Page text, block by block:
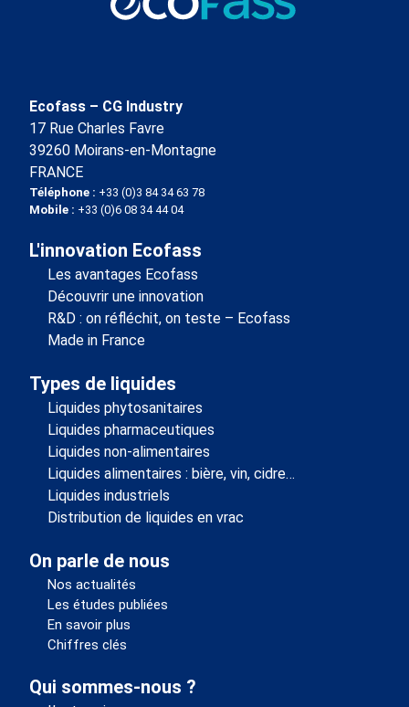
Ecofass – CG Industry
17 Rue Charles Favre
39260 Moirans-en-Montagne
FRANCE
Téléphone : +33 (0)3 84 34 63 78
Mobile : +33 (0)6 08 34 44 04
L'innovation Ecofass
Les avantages Ecofass
Découvrir une innovation
R&D : on réfléchit, on teste – Ecofass
Made in France
Types de liquides
Liquides phytosanitaires
Liquides pharmaceutiques
Liquides non-alimentaires
Liquides alimentaires : bière, vin, cidre…
Liquides industriels
Distribution de liquides en vrac
On parle de nous
Nos actualités
Les études publiées
En savoir plus
Chiffres clés
Qui sommes-nous ?